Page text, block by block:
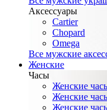
Аксессуары
Cartier
Chopard
Omega
Все мужские
Женские
Часы
Женские
Женские
Женские